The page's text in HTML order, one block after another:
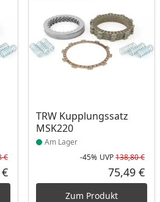
Rabatt in Prozent
Ursprünglicher Preis
€
Aktueller Preis
TRW Kupplungssatz
MSK220
Produkt am Lager
Am Lager
-45% UVP138,80 €
75,49 €
Zum Produkt